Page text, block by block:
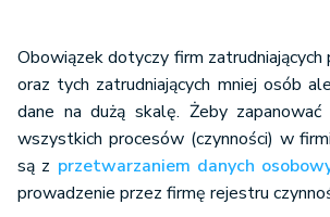
Obowiązek dotyczy firm
oraz tych zatrudniających mniej osób
dane na dużą skalę. Żeby
wszystkich procesów (czynności) w
są z przetwarzaniem danych
prowadzenie przez firmę rejestru